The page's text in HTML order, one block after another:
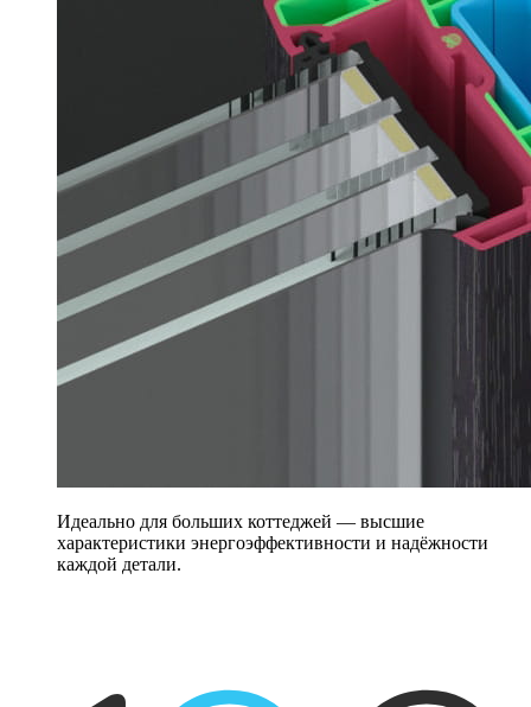
Идеально для больших коттеджей — высшие
характеристики энергоэффективности и надёжности
каждой детали.